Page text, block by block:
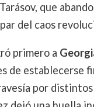
que
del caos
primero a
de establecerse
por distintos